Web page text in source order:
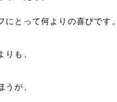
とって何よりの喜びです。
りも、
うが、